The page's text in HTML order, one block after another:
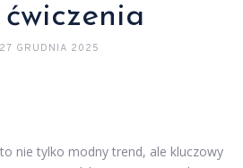
27 GRUDNIA 2025
to nie tylko modny trend, ale kluczowy